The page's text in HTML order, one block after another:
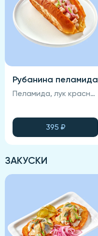
Рубанина пеламида
Пеламида, лук красный маринованный, соус, зелень, булочка бриошь, лимон
395 ₽
ЗАКУСКИ